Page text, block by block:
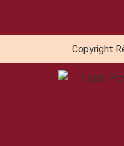
Copyright